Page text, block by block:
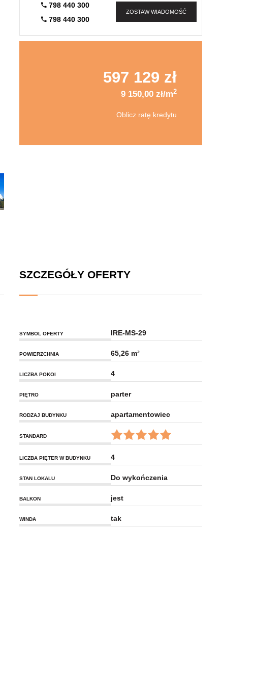
798 440 300
798 440 300
ZOSTAW WIADOMOŚĆ
597 129 zł
9 150,00 zł/m2
Oblicz ratę kredytu
SZCZEGÓŁY OFERTY
SYMBOL OFERTY IRE-MS-29
POWIERZCHNIA 65,26 m²
LICZBA POKOI 4
PIĘTRO parter
RODZAJ BUDYNKU apartamentowiec
STANDARD
LICZBA PIĘTER W BUDYNKU 4
STAN LOKALU Do wykończenia
BALKON jest
WINDA tak